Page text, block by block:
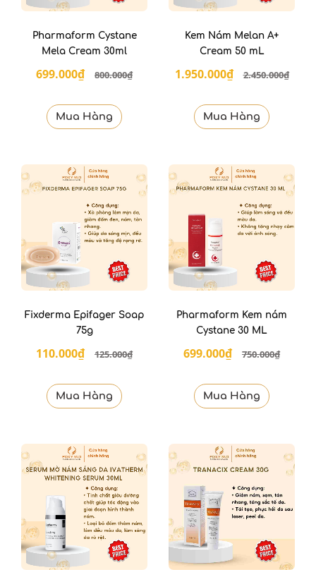
Pharmaform Cystane
Mela Cream 30ml
699.000₫ 800.000₫
Mua Hàng
Kem Nám Melan A+
Cream 50 mL
1.950.000₫ 2.450.000₫
Mua Hàng
Fixderma Epifager Soap
75g
110.000₫ 125.000₫
Mua Hàng
Pharmaform Kem nám
Cystane 30 ML
699.000₫ 750.000₫
Mua Hàng